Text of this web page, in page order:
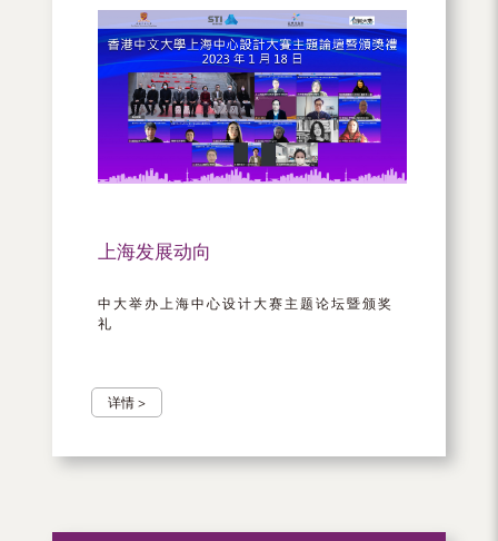
上海发展动向
中大举办上海中心设计大赛主题论坛暨颁奖
礼
详情 >